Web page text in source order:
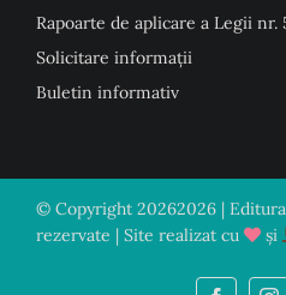
Rapoarte de aplicare a Legii
Solicitare informații
Buletin informativ
© Copyright 20262026 |
rezervate | Site realizat cu
și